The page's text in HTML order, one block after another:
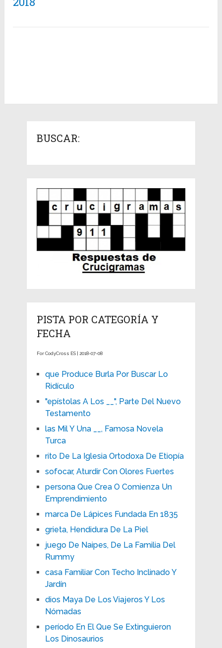
BUSCAR:
PISTA POR CATEGORÍA Y
FECHA
For CodyCross ES | 2018-07-08
que Produce Burla Por Buscar Lo
Ridículo
"epístolas A Los __", Parte Del Nuevo
Testamento
las Mil Y Una __, Famosa Novela
Turca
rito De La Iglesia Ortodoxa De Etiopía
sofocar, Aturdir Con Olores Fuertes
persona Que Crea O Comienza Un
Emprendimiento
marca De Lápices Fundada En 1835
grieta, Hendidura De La Piel
juego De Naipes, De La Familia Del
Rummy
casa Familiar Con Techo Inclinado Y
Jardín
dios Maya De Los Viajeros Y Los
Nómadas
período En El Que Se Extinguieron
Los Dinosaurios